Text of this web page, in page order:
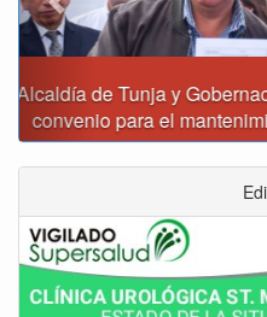
Reporte del tiempo